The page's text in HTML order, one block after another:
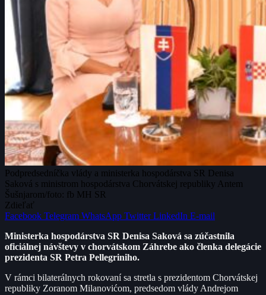
Podpredsedníčka vlády a ministerka hospodárstva SR Denisa
Saková s ministrom hospodárstva Chorvátskej republiky Antem
Šušnjarom/foto: fb MH SR
Zdieľať
Facebook Telegram WhatsApp Twitter LinkedIn E-mail
Ministerka hospodárstva SR Denisa Saková sa zúčastnila
oficiálnej návštevy v chorvátskom Záhrebe ako členka delegácie
prezidenta SR Petra Pellegriniho.
V rámci bilaterálnych rokovaní sa stretla s prezidentom Chorvátskej
republiky Zoranom Milanovićom, predsedom vlády Andrejom